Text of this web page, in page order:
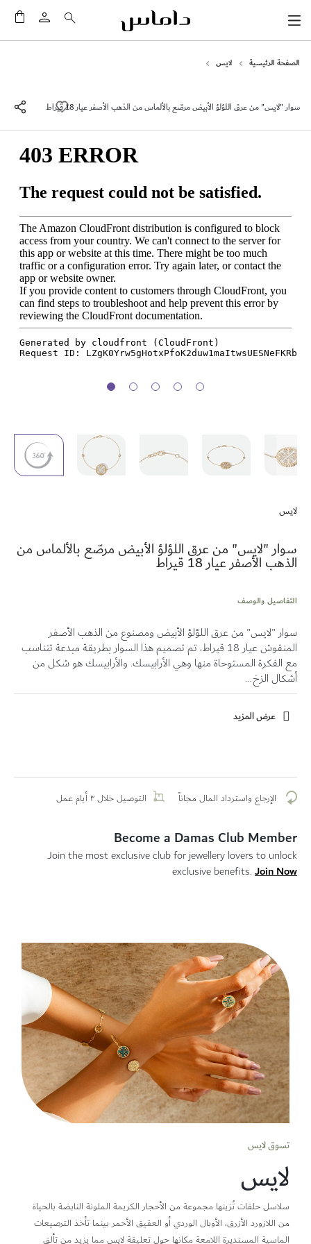
الصفحة الرئيسية لايس
سوار "لايس" من عرق اللؤلؤ الأبيض مرصّع بالألماس من الذهب الأصفر عيار 18 قيراط
انتقل
بداية
الصور
لايس
سوار "لايس" من عرق اللؤلؤ الأبيض مرصّع بالألماس من
الذهب الأصفر عيار 18 قيراط
التفاصيل والوصف
سوار "لايس" من عرق اللؤلؤ الأبيض ومصنوع من الذهب الأصفر
المنقوش عيار 18 قيراط، تم تصميم هذا السوار بطريقة مبدعة تتناسب
مع الفكرة المستوحاة منها وهي الأرابيسك. والأرابيسك هو شكل من
أشكال الزخ...
عرض المزيد
الإرجاع واسترداد المال مجاناً التوصيل خلال ٣ أيام عمل
Become a Damas Club Member
Join the most exclusive club for jewellery lovers to unlock
exclusive benefits. Join Now
تسوق لايس
لايس
سلاسل حلقات تُزينها مجموعة من الأحجار الكريمة الملونة النابضة بالحياة
من اللازورد الأزرق، الأوبال الوردي أو العقيق الأحمر بينما تأخذ الترصيعات
الماسية المستديرة اللامعة مكانها حول تعليقة لايس مما يزيد من تألق